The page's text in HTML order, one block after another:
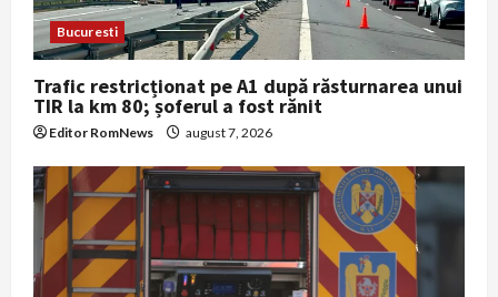
i
o
n
Bucuresti
Trafic restricționat pe A1 după răsturnarea unui
TIR la km 80; șoferul a fost rănit
Editor RomNews august 7, 2026